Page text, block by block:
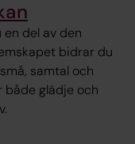
en del av den
bidrar du
samtal och
både glädje och